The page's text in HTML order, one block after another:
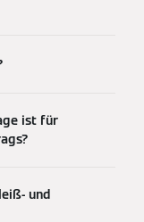
ist für
und